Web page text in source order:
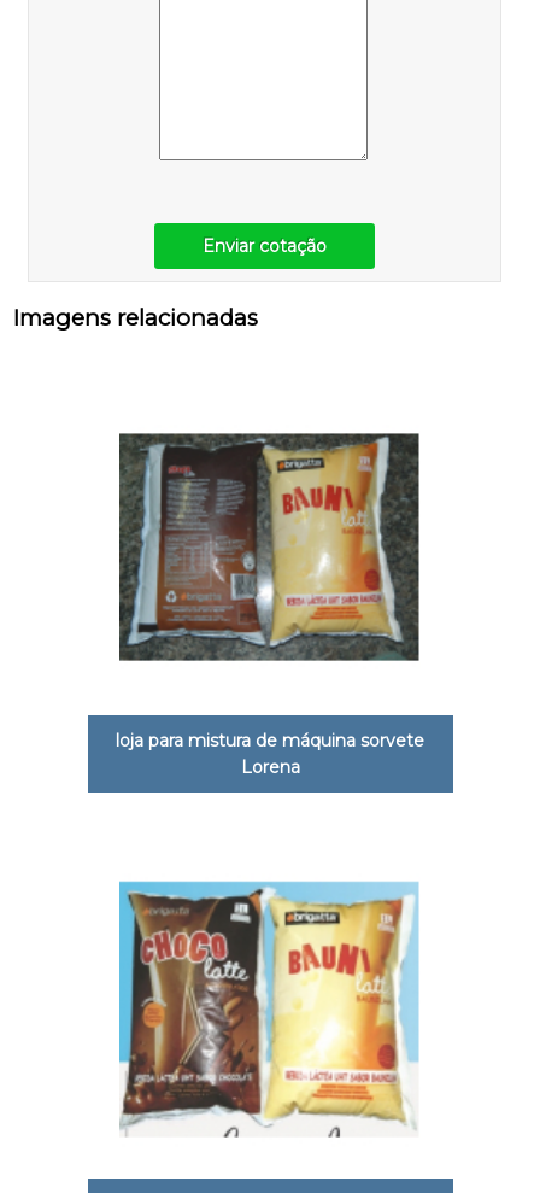
Enviar cotação
Imagens relacionadas
loja para mistura de máquina sorvete
Lorena